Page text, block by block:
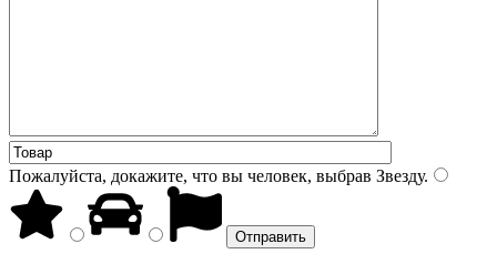
Пожалуйста, докажите, что вы человек, выбрав Звезду.